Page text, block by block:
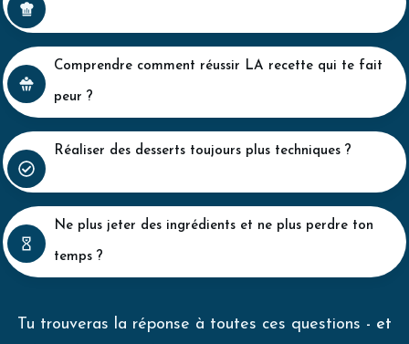
Comprendre comment réussir LA recette qui te fait
peur ?
Réaliser des desserts toujours plus techniques ?
Ne plus jeter des ingrédients et ne plus perdre ton
temps ?
Tu trouveras la réponse à toutes ces questions - et